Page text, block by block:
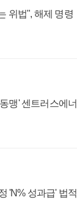
위법", 해제 명령
맹' 센트러스에너
'N% 성과급' 법적